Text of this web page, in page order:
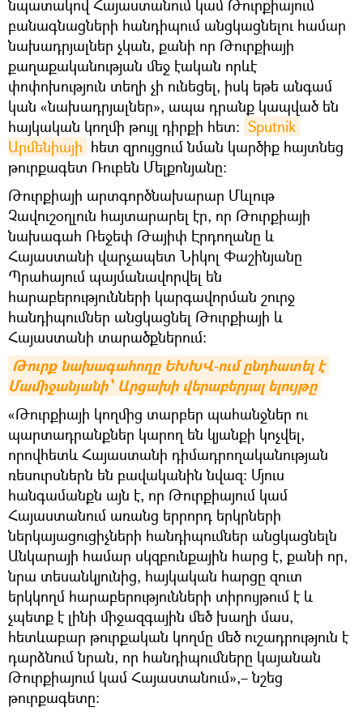
նպատակով Հայաստանում կամ Թուրքիայում
բանագնացների հանդիպում անցկացնելու համար
նախադրյալներ չկան, քանի որ Թուրքիայի
քաղաքականության մեջ էական որևէ
փոփոխություն տեղի չի ունեցել, իսկ եթե անգամ
կան «նախադրյալներ», ապա դրանք կապված են
հայկական կողմի թույլ դիրքի հետ։ Sputnik
Արմենիայի հետ զրույցում նման կարծիք հայտնեց
թուրքագետ Ռուբեն Մելքոնյանը։
Թուրքիայի արտգործնախարար Մևլութ
Չավուշօղլուն հայտարարել էր, որ Թուրքիայի
նախագահ Ռեջեփ Թայիփ Էրդողանը և
Հայաստանի վարչապետ Նիկոլ Փաշինյանը
Պրահայում պայմանավորվել են
հարաբերությունների կարգավորման շուրջ
հանդիպումներ անցկացնել Թուրքիայի և
Հայաստանի տարածքներում:
Թուրք նախագահողը ԵԽԽՎ-ում ընդհատել է
Մամիջանյանի՝ Արցախի վերաբերյալ ելույթը
«Թուրքիայի կողմից տարբեր պահանջներ ու
պարտադրանքներ կարող են կյանքի կոչվել,
որովհետև Հայաստանի դիմադրողականության
ռեսուրսներն են բավականին նվազ։ Մյուս
հանգամանքն այն է, որ Թուրքիայում կամ
Հայաստանում առանց երրորդ երկրների
ներկայացուցիչների հանդիպումներ անցկացնելն
Անկարայի համար սկզբունքային հարց է, քանի որ,
նրա տեսանկյունից, հայկական հարցը զուտ
երկկողմ հարաբերությունների տիրույթում է և
չպետք է լինի միջազգային մեծ խաղի մաս,
հետևաբար թուրքական կողմը մեծ ուշադրություն է
դարձնում նրան, որ հանդիպումները կայանան
Թուրքիայում կամ Հայաստանում»,– նշեց
թուրքագետը։